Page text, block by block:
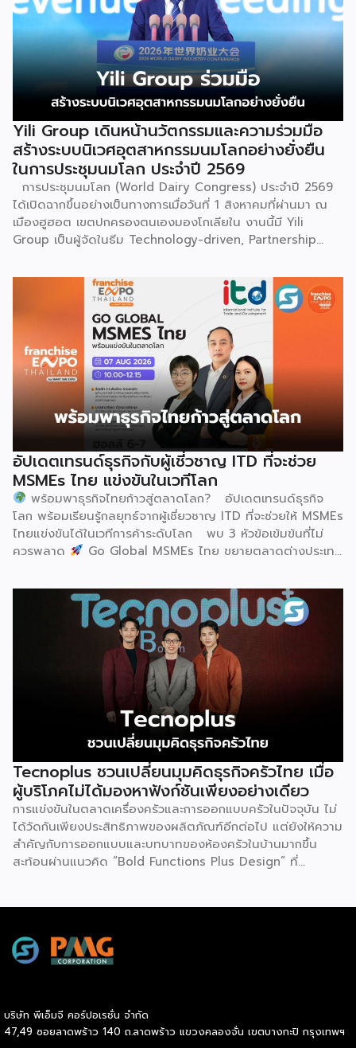
Yili Group เดินหน้านวัตกรรมและความร่วมมือ
สร้างระบบนิเวศอุตสาหกรรมนมโลกอย่างยั่งยืน
ในการประชุมนมโลก ประจำปี 2569
การประชุมนมโลก (World Dairy Congress) ประจำปี 2569
ได้เปิดฉากขึ้นอย่างเป็นทางการเมื่อวันที่ 1 สิงหาคมที่ผ่านมา ณ
เมืองฮูฮอต เขตปกครองตนเองมองโกเลียใน งานนี้มี Yili
Group เป็นผู้จัดในธีม Technology-driven, Partnership
Ecosystem (ขับเคลื่อนด้วยเทคโนโลยี มุ่งกระชับความร่วมมือ
สร้างระบบนิเวศอุตสาหกรรมนมโลกอย่างยั่งยืน) ถือเป็นเวทีระดับ
โลกที่รวบรวมผู้นำจากสมาคมการค้านานาชาติ นักวิชาการ และผู้
บริหารระดับสูงตลอดห่วงโซ่คุณค่าของอุตสาหกรรมนมทั่วโลก
ฮูฮอตขึ้นแท่นเมืองหลวงแห่งอุตสาหกรรมนมโลกอย่างเป็น
ทางการ ในพิธีเปิดการประชุม สหพันธ์วิทยาศาสตร์และ
เทคโนโลยีการอาหารนานาชาติ (IUFoST) ได้มอบป้ายประกาศ
เกียรติคุณและรางวัลที่ระลึก เพื่อรับรองให้เมืองฮูฮอตดำรง
ตำแหน่ง World Dairy Capital หรือเมืองหลวงแห่ง
อุตสาหกรรมนมโลก อย่างเป็นทางการ ดร.ภาวิณี ชินะโชติ
ประธานบริหาร IUFoST กล่าวในพิธีเปิดว่า การมอบตำแหน่งดัง
กล่าวถือเป็นสัญญาณแห่งความสำเร็จที่สะท้อนความมุ่งมั่นทุ่มเท
ของเมืองฮูฮอตในการยกระดับอุตสาหกรรมนม พร้อมกล่าวเสริม
ว่า รางวัลอันทรงเกียรตินี้ยังมุ่งหวังให้เป็นแรงขับเคลื่อนแก่
องค์กรระดับแถวหน้าอย่าง Yili Group […]
อัปเดตเทรนด์ธุรกิจกับผู้เชี่วชาญ ITD ที่จะช่วย
MSMEs ไทย แข่งขันในเวทีโลก
พร้อมพาธุรกิจไทยก้าวสู่ตลาดโลก? อัปเดตเทรนด์ธุรกิจ
โลก พร้อมเรียนรู้กลยุทธ์จากผู้เชี่ยวชาญ ITD ที่จะช่วยให้ MSMEs
ไทยแข่งขันได้ในเวทีการค้าระดับโลก พบ 3 หัวข้อเข้มข้นที่ไม่
ควรพลาด
Go Global MSMEs ไทย ขยายตลาดต่างประเทศ
ค้าใหม่ สร้างความได้เปรียบในการแข่งขัน Cross Border E-
Commerce เปิดตลาดจีน ติดอาวุธ SMEs ไทย สู่ผู้บริโภค
ออนไลน์ ครบทั้งความรู้ เทรนด์ และโอกาสใหม่สำหรับเจ้าของ
ธุรกิจ ผู้ประกอบการ และผู้ที่กำลังวางแผนขยายตลาด
สิงหาคม 2569 | 10.00 – 12.15 น.
Franchise […]
Tecnoplus ชวนเปลี่ยนมุมคิดธุรกิจครัวไทย เมื่อ
ผู้บริโภคไม่ได้มองหาฟังก์ชันเพียงอย่างเดียว
การแข่งขันในตลาดเครื่องครัวและการออกแบบครัวในปัจจุบัน ไม่
ได้วัดกันเพียงประสิทธิภาพของผลิตภัณฑ์อีกต่อไป แต่ยังให้ความ
สำคัญกับการออกแบบและบทบาทของห้องครัวในบ้านมากขึ้น
สะท้อนผ่านแนวคิด “Bold Functions Plus Design” ที่
บริษัท เดอะ ซิกเนเจอร์ แบรนด์ จำกัด กล่าวว่า ตลอดระยะเวลา
กว่า 20 ปี Tecnoplus ทำตลาดเครื่องครัวในประเทศไทย และ
ห้องครัวในฐานะพื้นที่ศูนย์กลางของการใช้ชีวิต ด้วยเหตุนี้
Tecnoplus จึงนำเสนอแนวคิด “ครัวแบบไหนก็สวยได้” พร้อม
บริษัท พีเอ็มจี คอร์ปอเรชั่น จำกัด
47,49 ซอยลาดพร้าว 140 ถ.ลาดพร้าว แขวงคลองจั่น เขตบางกะปิ กรุงเทพฯ